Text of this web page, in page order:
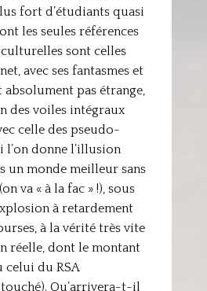
fort d’étudiants quasi
les seules références
sont celles
avec ses fantasmes et
absolument pas étrange,
des voiles intégraux
celle des pseudo-
l’on donne l’illusion
un monde meilleur sans
va « à la fac » !), sous
à retardement
à la vérité très vite
réelle, dont le montant
celui du RSA
Qu’arrivera-t-il